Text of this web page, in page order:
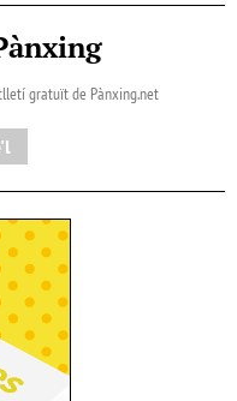
gratuït de Pànxing.net​